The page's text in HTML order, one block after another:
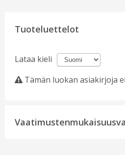
Tuoteluettelot
Lataa kieli
Tämän luokan asiakirjoja